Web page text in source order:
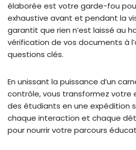
élaborée est votre garde-fou
exhaustive avant et pendant la
garantit que rien n’est laissé au
vérification de vos documents à
questions clés.
En unissant la puissance d’un
contrôle, vous transformez votre
des étudiants en une expédition
chaque interaction et chaque
pour nourrir votre parcours